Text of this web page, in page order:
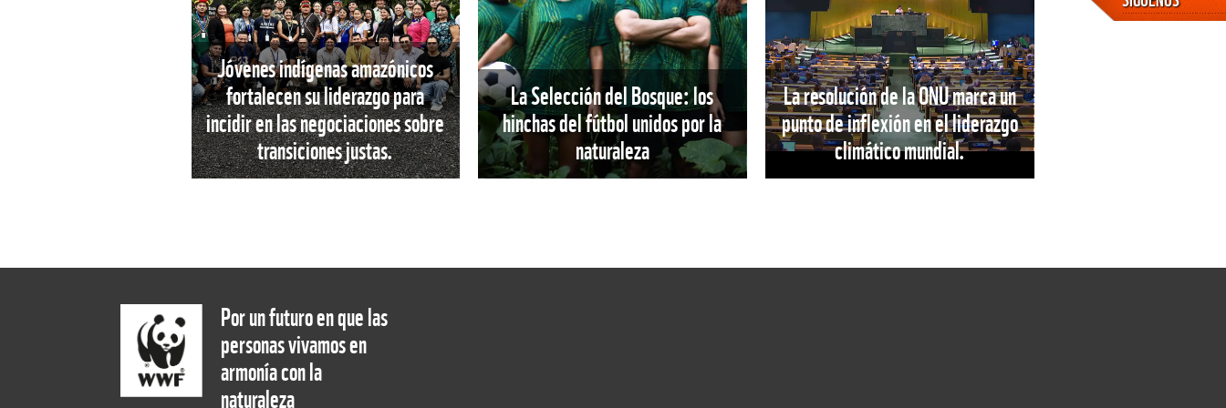
Jóvenes indígenas amazónicos
fortalecen su liderazgo para
incidir en las negociaciones sobre
transiciones justas.
La Selección del Bosque: los
hinchas del fútbol unidos por la
naturaleza
La resolución de la ONU marca un
punto de inflexión en el liderazgo
climático mundial.
Por un futuro en que las
personas vivamos en
armonía con la
naturaleza